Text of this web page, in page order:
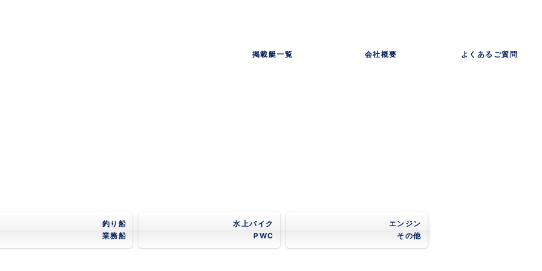
掲載艇一覧 会社概要 よくあるご質問
釣り船
業務船
水上バイク
PWC
エンジン
その他